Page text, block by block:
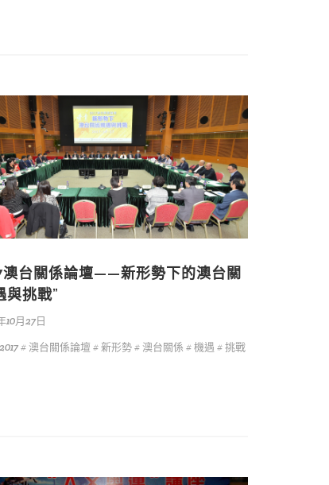
澳台關係論壇——新形勢下的澳台關
與挑戰”
10月27日
# 澳台關係論壇 # 新形勢# 澳台關係 # 機遇 # 挑戰